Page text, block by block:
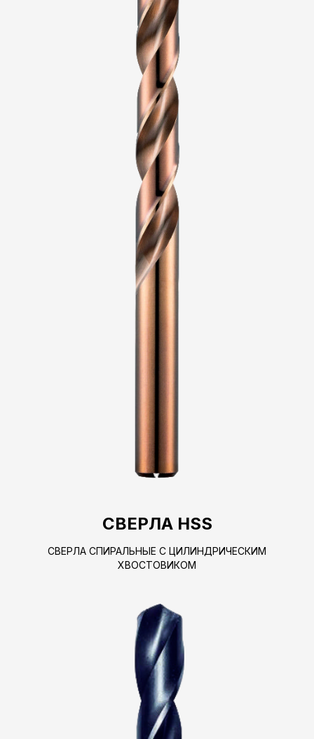
СВЕРЛА HSS
СВЕРЛА СПИРАЛЬНЫЕ С ЦИЛИНДРИЧЕСКИМ
ХВОСТОВИКОМ